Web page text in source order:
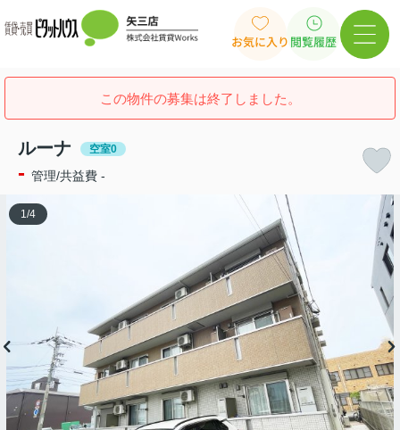
お気に入り 閲覧履歴
この物件の募集は終了しました。
ルーナ 空室0
- 管理/共益費 -
1/4